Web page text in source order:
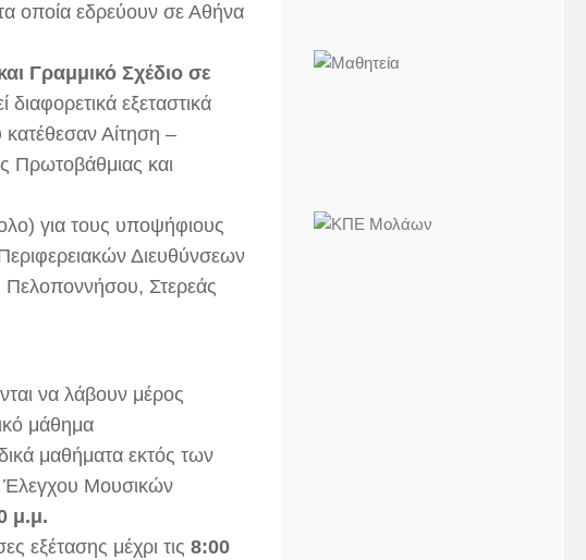
οποία εδρεύουν σε Αθήνα
Γραμμικό Σχέδιο σε
διαφορετικά εξεταστικά
Αίτηση –
Πρωτοβάθμιας και
για τους υποψήφιους
Διευθύνσεων
Πελοποννήσου, Στερεάς
να λάβουν μέρος
μάθημα
μαθήματα εκτός των
Έλεγχου Μουσικών
μ.μ.
εξέτασης μέχρι τις 8:00